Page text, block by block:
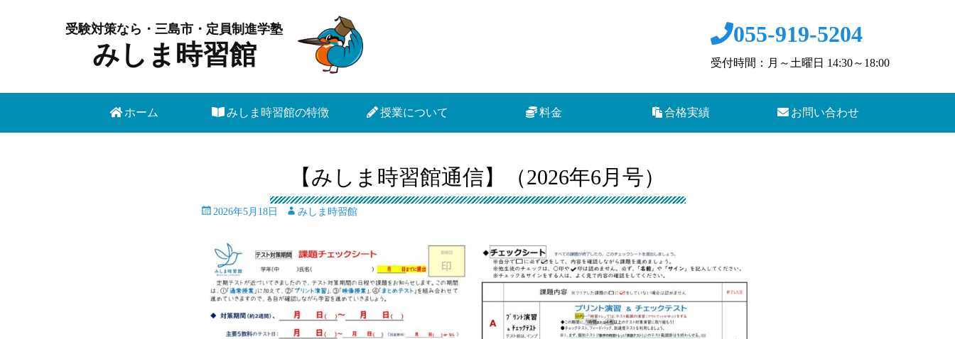
みしま時習館
受験対策なら・三島市・定員制進学塾 055-919-5204
受付時間：月～土曜日 14:30～18:00
メインメニュー
ホーム みしま時習館の特徴 授業について 料金 合格実績 お問い合わせ
【みしま時習館通信】（2026年6月号）
投 2026年5月18日
投 みしま時習館